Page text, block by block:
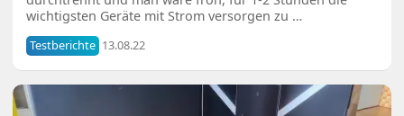
wichtigsten Geräte mit Strom versorgen zu …
Testberichte 13.08.22